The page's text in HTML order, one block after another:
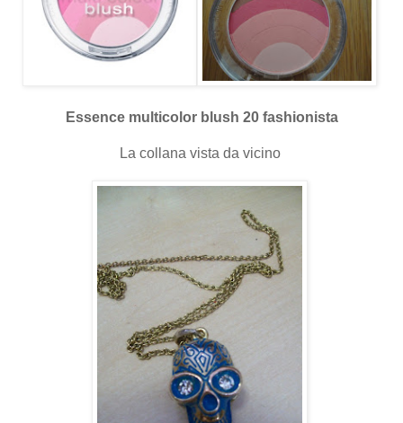
Essence multicolor blush 20 fashionista
La collana vista da vicino